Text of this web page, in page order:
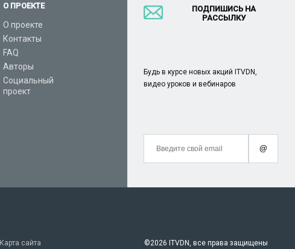
О ПРОЕКТЕ
О проекте
Контакты
FAQ
Авторы
Социальный
проект
ПОДПИШИСЬ НА
РАССЫЛКУ
Будь в курсе новых акций ITVDN,
видео уроков и вебинаров
@
Карта сайта ©2026 ITVDN, все права защищены